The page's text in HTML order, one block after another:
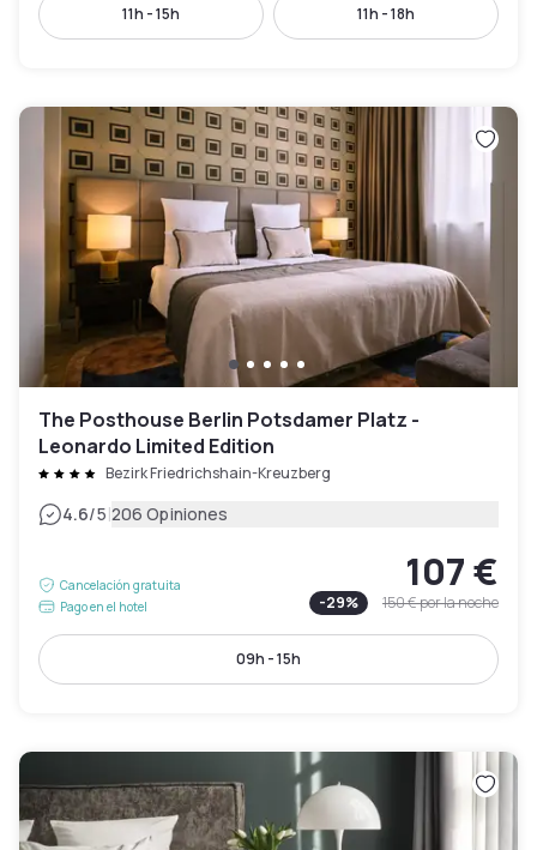
11h - 15h 11h - 18h
The Posthouse Berlin Potsdamer Platz -
Leonardo Limited Edition
Bezirk Friedrichshain-Kreuzberg
4.6/5|206 Opiniones
Cancelación gratuita
Pago en el hotel
107 €
-29% 150 €por la noche
09h - 15h